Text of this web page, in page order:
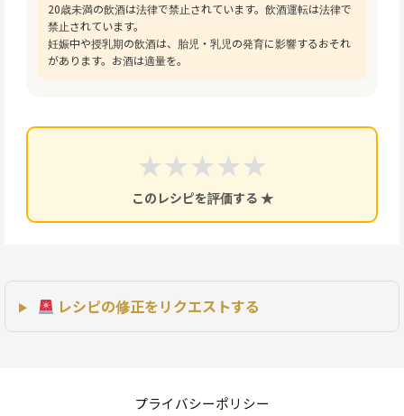
20歳未満の飲酒は法律で禁止されています。飲酒運転は法律で
禁止されています。
妊娠中や授乳期の飲酒は、胎児・乳児の発育に影響するおそれ
があります。お酒は適量を。
★
★
★
★
★
このレシピを評価する ★
レシピの修正をリクエストする
プライバシーポリシー